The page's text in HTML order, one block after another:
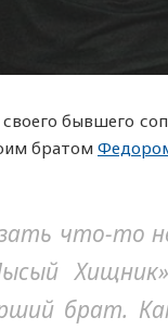
бывшего
братом
что-то
брат.